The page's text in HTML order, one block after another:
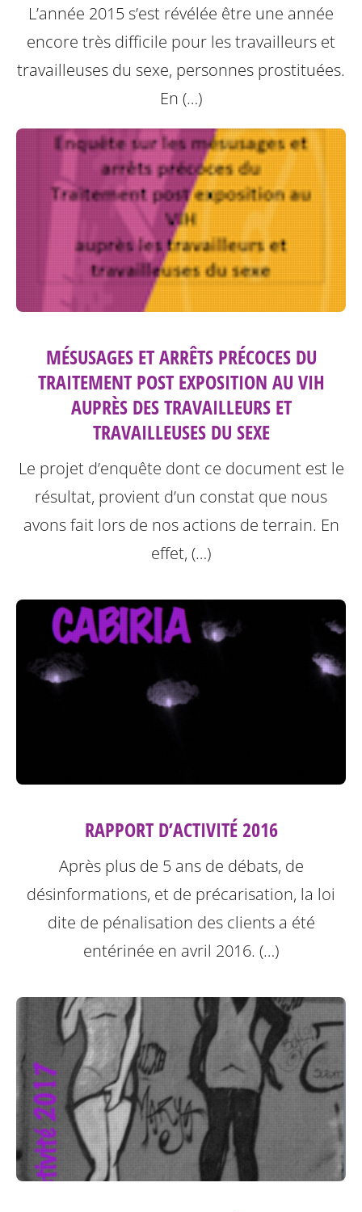
L’année 2015 s’est révélée être une année
encore très difficile pour les travailleurs et
travailleuses du sexe, personnes prostituées.
En (…)
MÉSUSAGES ET ARRÊTS PRÉCOCES DU
TRAITEMENT POST EXPOSITION AU VIH
AUPRÈS DES TRAVAILLEURS ET
TRAVAILLEUSES DU SEXE
Le projet d’enquête dont ce document est le
résultat, provient d’un constat que nous
avons fait lors de nos actions de terrain. En
effet, (…)
RAPPORT D’ACTIVITÉ 2016
Après plus de 5 ans de débats, de
désinformations, et de précarisation, la loi
dite de pénalisation des clients a été
entérinée en avril 2016. (…)